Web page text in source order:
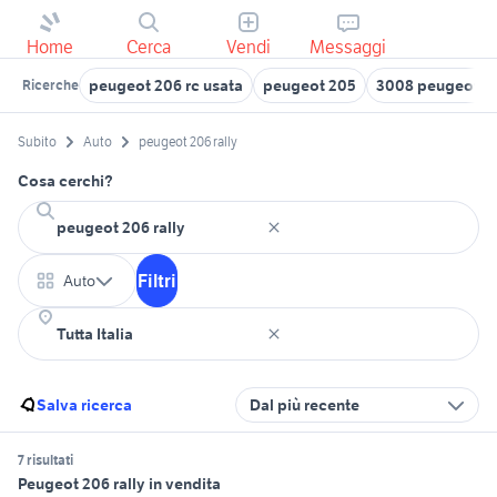
Home Cerca Vendi Messaggi
Ricerche peugeot 206 rc usata peugeot 205 3008 peugeot
Subito Auto peugeot 206 rally
Cosa cerchi?
Auto Filtri
Salva ricerca Dal più recente
7 risultati
Peugeot 206 rally in vendita